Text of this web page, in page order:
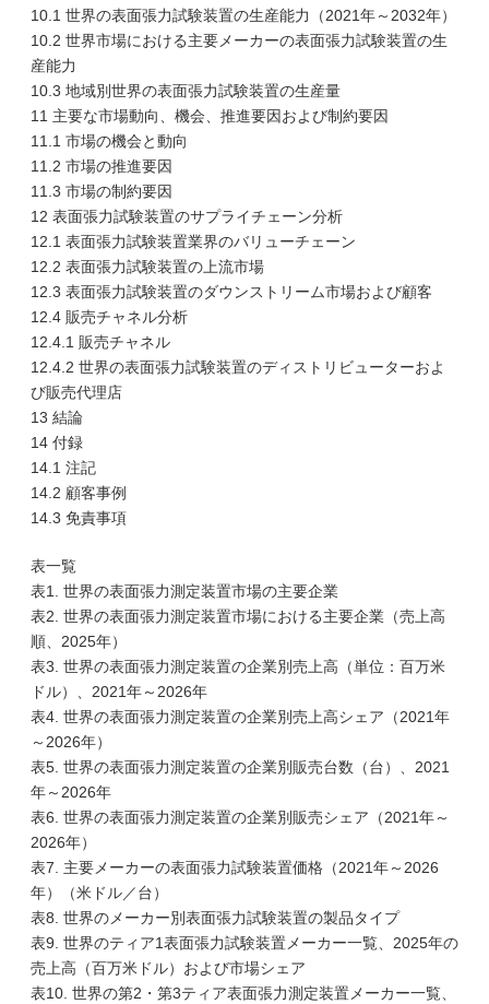
10.1 世界の表面張力試験装置の生産能力（2021年～2032年）
10.2 世界市場における主要メーカーの表面張力試験装置の生
産能力
10.3 地域別世界の表面張力試験装置の生産量
11 主要な市場動向、機会、推進要因および制約要因
11.1 市場の機会と動向
11.2 市場の推進要因
11.3 市場の制約要因
12 表面張力試験装置のサプライチェーン分析
12.1 表面張力試験装置業界のバリューチェーン
12.2 表面張力試験装置の上流市場
12.3 表面張力試験装置のダウンストリーム市場および顧客
12.4 販売チャネル分析
12.4.1 販売チャネル
12.4.2 世界の表面張力試験装置のディストリビューターおよ
び販売代理店
13 結論
14 付録
14.1 注記
14.2 顧客事例
14.3 免責事項
表一覧
表1. 世界の表面張力測定装置市場の主要企業
表2. 世界の表面張力測定装置市場における主要企業（売上高
順、2025年）
表3. 世界の表面張力測定装置の企業別売上高（単位：百万米
ドル）、2021年～2026年
表4. 世界の表面張力測定装置の企業別売上高シェア（2021年
～2026年）
表5. 世界の表面張力測定装置の企業別販売台数（台）、2021
年～2026年
表6. 世界の表面張力測定装置の企業別販売シェア（2021年～
2026年）
表7. 主要メーカーの表面張力試験装置価格（2021年～2026
年）（米ドル／台）
表8. 世界のメーカー別表面張力試験装置の製品タイプ
表9. 世界のティア1表面張力試験装置メーカー一覧、2025年の
売上高（百万米ドル）および市場シェア
表10. 世界の第2・第3ティア表面張力測定装置メーカー一覧、